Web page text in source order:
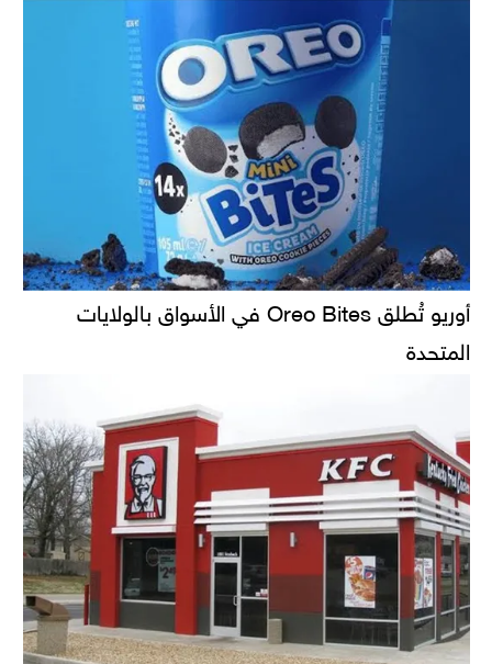
أوريو تُطلق Oreo Bites في الأسواق بالولايات
المتحدة